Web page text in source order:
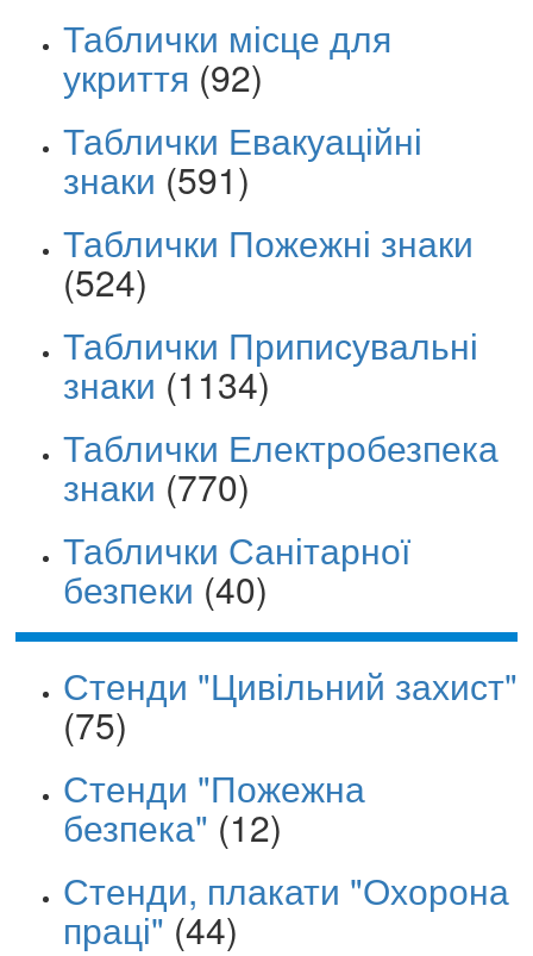
Таблички місце для
укриття (92)
Таблички Евакуаційні
знаки (591)
Таблички Пожежні знаки
(524)
Таблички Приписувальні
знаки (1134)
Таблички Електробезпека
знаки (770)
Таблички Санітарної
безпеки (40)
Стенди "Цивільний захист"
(75)
Стенди "Пожежна
безпека" (12)
Стенди, плакати "Охорона
праці" (44)